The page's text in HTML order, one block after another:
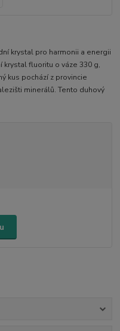
krystal pro harmonii a energii
fluoritu o váze 330 g,
kus pochází z provincie
minerálů. Tento duhový